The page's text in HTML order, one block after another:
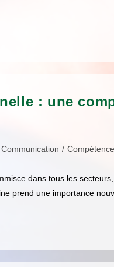
: une
Communication /
dans tous les
prend une importance